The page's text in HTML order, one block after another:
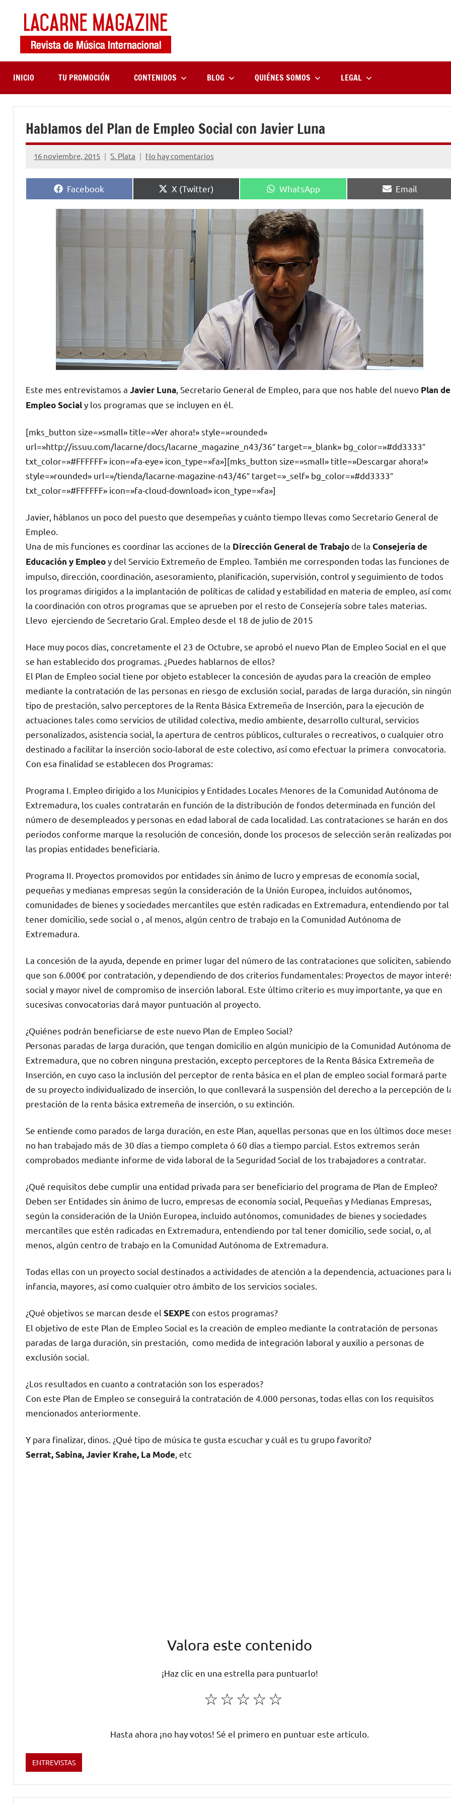
contenido
Magazine
música
internacional
INICIO TU PROMOCIÓN CONTENIDOS BLOG QUIÉNES SOMOS LEGAL
Hablamos del Plan de Empleo Social con Javier Luna
16 noviembre, 2015 S. Plata No hay comentarios
Compartir
en
Facebook
Compartir
en
X (Twitter)
Compartir
en
WhatsApp
Compartir
en
Email
Este mes entrevistamos a Javier Luna , Secretario General de Empleo, para que nos hable del nuevo Plan de
Empleo Socialy los programas que se incluyen en él.
[mks_button size=»small» title=»Ver ahora!» style=»rounded»
url=»http://issuu.com/lacarne/docs/lacarne_magazine_n43/36″ target=»_blank» bg_color=»#dd3333″
txt_color=»#FFFFFF» icon=»fa-eye» icon_type=»fa»][mks_button size=»small» title=»Descargar ahora!»
style=»rounded» url=»/tienda/lacarne-magazine-n43/46″ target=»_self» bg_color=»#dd3333″
txt_color=»#FFFFFF» icon=»fa-cloud-download» icon_type=»fa»]
Javier, háblanos un poco del puesto que desempeñas y cuánto tiempo llevas como Secretario General de
Empleo.
Una de mis funciones es coordinar las acciones de la Dirección General de Trabajode la Consejería de
Educación y Empleoy del Servicio Extremeño de Empleo. También me corresponden todas las funciones de
impulso, dirección, coordinación, asesoramiento, planificación, supervisión, control y seguimiento de todos
los programas dirigidos a la implantación de políticas de calidad y estabilidad en materia de empleo, así
la coordinación con otros programas que se aprueben por el resto de Consejería sobre tales materias.
Llevo ejerciendo de Secretario Gral. Empleo desde el 18 de julio de 2015
Hace muy pocos días, concretamente el 23 de Octubre, se aprobó el nuevo Plan de Empleo Social en el que
se han establecido dos programas. ¿Puedes hablarnos de ellos?
El Plan de Empleo social tiene por objeto establecer la concesión de ayudas para la creación de empleo
mediante la contratación de las personas en riesgo de exclusión social, paradas de larga duración, sin
tipo de prestación, salvo perceptores de la Renta Básica Extremeña de Inserción, para la ejecución de
actuaciones tales como servicios de utilidad colectiva, medio ambiente, desarrollo cultural, servicios
personalizados, asistencia social, la apertura de centros públicos, culturales o recreativos, o cualquier otro
destinado a facilitar la inserción socio-laboral de este colectivo, así como efectuar la primera convocatoria.
Con esa finalidad se establecen dos Programas:
Programa I. Empleo dirigido a los Municipios y Entidades Locales Menores de la Comunidad Autónoma de
Extremadura, los cuales contratarán en función de la distribución de fondos determinada en función del
número de desempleados y personas en edad laboral de cada localidad. Las contrataciones se harán en dos
periodos conforme marque la resolución de concesión, donde los procesos de selección serán realizadas
las propias entidades beneficiaria.
Programa II. Proyectos promovidos por entidades sin ánimo de lucro y empresas de economía social,
pequeñas y medianas empresas según la consideración de la Unión Europea, incluidos autónomos,
comunidades de bienes y sociedades mercantiles que estén radicadas en Extremadura, entendiendo por tal
tener domicilio, sede social o , al menos, algún centro de trabajo en la Comunidad Autónoma de
Extremadura.
La concesión de la ayuda, depende en primer lugar del número de las contrataciones que soliciten, sabiendo
que son 6.000€ por contratación, y dependiendo de dos criterios fundamentales: Proyectos de mayor
social y mayor nivel de compromiso de inserción laboral. Este último criterio es muy importante, ya que en
sucesivas convocatorias dará mayor puntuación al proyecto.
¿Quiénes podrán beneficiarse de este nuevo Plan de Empleo Social?
Personas paradas de larga duración, que tengan domicilio en algún municipio de la Comunidad Autónoma de
Extremadura, que no cobren ninguna prestación, excepto perceptores de la Renta Básica Extremeña de
Inserción, en cuyo caso la inclusión del perceptor de renta básica en el plan de empleo social formará parte
de su proyecto individualizado de inserción, lo que conllevará la suspensión del derecho a la percepción de
prestación de la renta básica extremeña de inserción, o su extinción.
Se entiende como parados de larga duración, en este Plan, aquellas personas que en los últimos doce
no han trabajado más de 30 días a tiempo completa ó 60 días a tiempo parcial. Estos extremos serán
comprobados mediante informe de vida laboral de la Seguridad Social de los trabajadores a contratar.
¿Qué requisitos debe cumplir una entidad privada para ser beneficiario del programa de Plan de Empleo?
Deben ser Entidades sin ánimo de lucro, empresas de economía social, Pequeñas y Medianas Empresas,
según la consideración de la Unión Europea, incluido autónomos, comunidades de bienes y sociedades
mercantiles que estén radicadas en Extremadura, entendiendo por tal tener domicilio, sede social, o, al
menos, algún centro de trabajo en la Comunidad Autónoma de Extremadura.
Todas ellas con un proyecto social destinados a actividades de atención a la dependencia, actuaciones para
infancia, mayores, así como cualquier otro ámbito de los servicios sociales.
¿Qué objetivos se marcan desde el SEXPEcon estos programas?
El objetivo de este Plan de Empleo Social es la creación de empleo mediante la contratación de personas
paradas de larga duración, sin prestación, como medida de integración laboral y auxilio a personas de
exclusión social.
¿Los resultados en cuanto a contratación son los esperados?
Con este Plan de Empleo se conseguirá la contratación de 4.000 personas, todas ellas con los requisitos
mencionados anteriormente.
Y para finalizar, dinos. ¿Qué tipo de música te gusta escuchar y cuál es tu grupo favorito?
Serrat, Sabina, Javier Krahe, La Mode , etc
Valora este contenido
¡Haz clic en una estrella para puntuarlo!
☆
☆
☆
☆
☆
Hasta ahora ¡no hay votos! Sé el primero en puntuar este artículo.
Etiquetado
como
Consejería
ENTREVISTAS